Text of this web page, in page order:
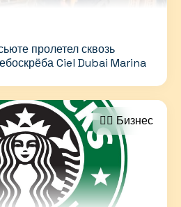
пролетел сквозь
Ciel Dubai Marina
🤵‍♂️ Бизнес